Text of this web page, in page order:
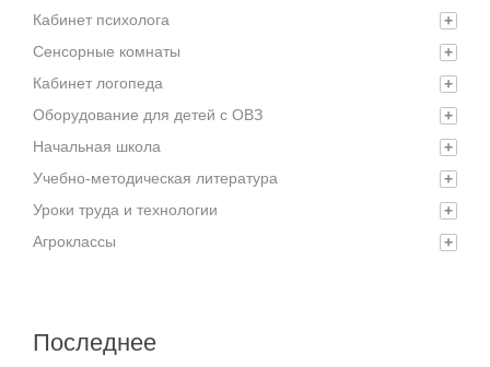
Кабинет психолога
+
Сенсорные комнаты
+
Кабинет логопеда
+
Оборудование для детей с ОВЗ
+
Начальная школа
+
Учебно-методическая литература
+
Уроки труда и технологии
+
Агроклассы
+
Последнее